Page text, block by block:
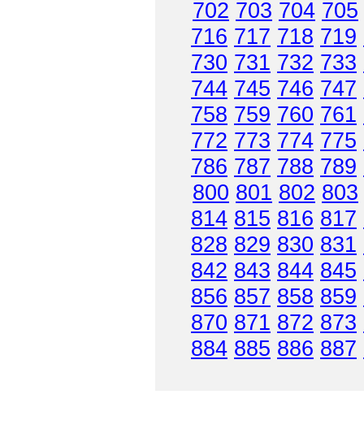
702 703 704 705
716 717 718 719
730 731 732 733
744 745 746 747
758 759 760 761
772 773 774 775
786 787 788 789
800 801 802 803
814 815 816 817
828 829 830 831
842 843 844 845
856 857 858 859
870 871 872 873
884 885 886 887